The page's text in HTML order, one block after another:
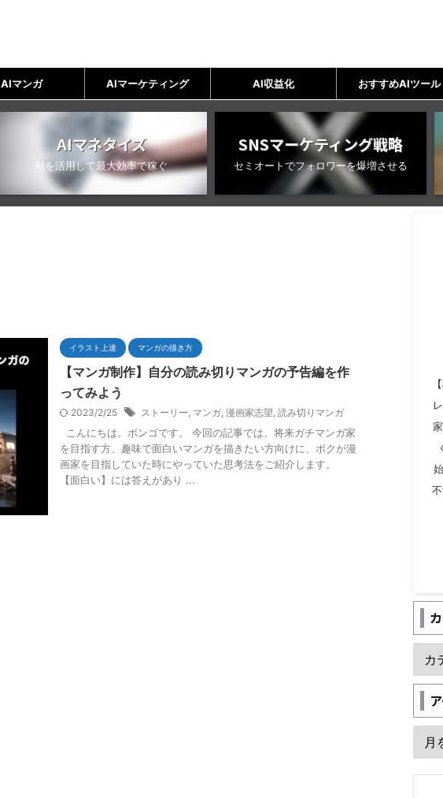
AIマンガ AIマーケティング AI収益化 おすすめAIツール
AIマネタイズ
AIを活用して最大効率で稼ぐ
SNSマーケティング戦略
セミオートでフォロワーを爆増させる
イラスト上達 マンガの描き方
【マンガ制作】自分の読み切りマンガの予告編を作
ってみよう
2023/2/25 ストーリー, マンガ, 漫画家志望, 読み切りマンガ
こんにちは。ボンゴです。 今回の記事では、将来ガチマンガ家
を目指す方、趣味で面白いマンガを描きたい方向けに、ボクが漫
画家を目指していた時にやっていた思考法をご紹介します。
【面白い】には答えがあり ...